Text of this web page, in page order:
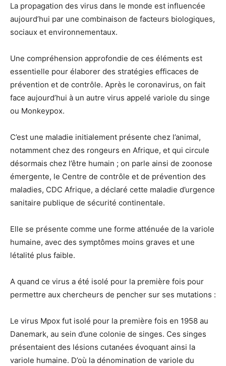
La propagation des virus dans le monde est influencée
aujourd’hui par une combinaison de facteurs biologiques,
sociaux et environnementaux.
Une compréhension approfondie de ces éléments est
essentielle pour élaborer des stratégies efficaces de
prévention et de contrôle. Après le coronavirus, on fait
face aujourd’hui à un autre virus appelé variole du singe
ou Monkeypox.
C’est une maladie initialement présente chez l’animal,
notamment chez des rongeurs en Afrique, et qui circule
désormais chez l’être humain ; on parle ainsi de zoonose
émergente, le Centre de contrôle et de prévention des
maladies, CDC Afrique, a déclaré cette maladie d’urgence
sanitaire publique de sécurité continentale.
Elle se présente comme une forme atténuée de la variole
humaine, avec des symptômes moins graves et une
létalité plus faible.
A quand ce virus a été isolé pour la première fois pour
permettre aux chercheurs de pencher sur ses mutations :
Le virus Mpox fut isolé pour la première fois en 1958 au
Danemark, au sein d’une colonie de singes. Ces singes
présentaient des lésions cutanées évoquant ainsi la
variole humaine. D’où la dénomination de variole du